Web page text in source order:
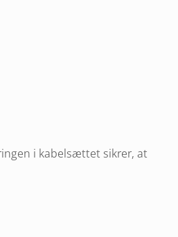
i kabelsættet sikrer, at